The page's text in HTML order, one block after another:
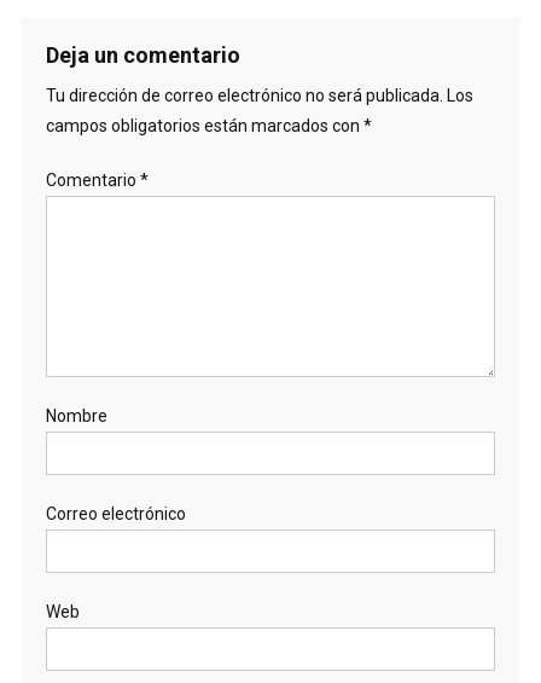
Deja un comentario
Tu dirección de correo electrónico no será publicada. Los
campos obligatorios están marcados con *
Comentario *
Nombre
Correo electrónico
Web